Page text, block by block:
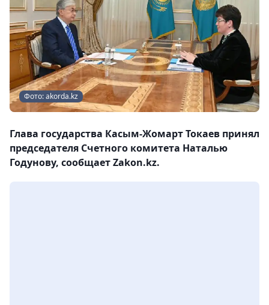
Фото: akorda.kz
Глава государства Касым-Жомарт Токаев принял
председателя Счетного комитета Наталью
Годунову, сообщает Zakon.kz.